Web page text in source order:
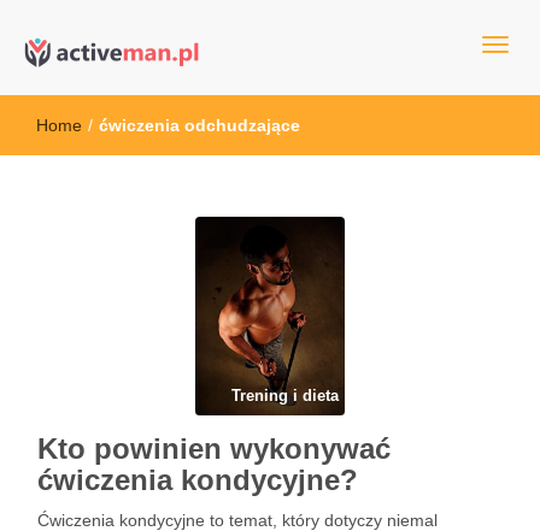
active man – sprzęt sportowy
sportowym
Home / ćwiczenia odchudzające
Trening i dieta
Kto powinien wykonywać
ćwiczenia kondycyjne?
Ćwiczenia kondycyjne to temat, który dotyczy niemal